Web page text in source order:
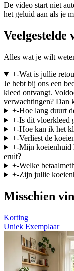
De video start niet
het geluid aan als je
Veelgestelde
Alles wat je wilt
+-Wat is jullie
Je hebt bij ons een
kleed ontvangt.
verwachtingen? Dan
+-Hoe lang duurt
+-Is dit vloerkleed
+-Hoe kan ik het
+-Verliest de
+-Mijn koeienhuid
eruit?
+-Welke
+-Zijn jullie
Misschien
Korting
Uniek Exemplaar